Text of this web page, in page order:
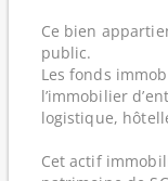
Ce bien
public.
Les fonds
l’immobilier
logistique,
Cet actif